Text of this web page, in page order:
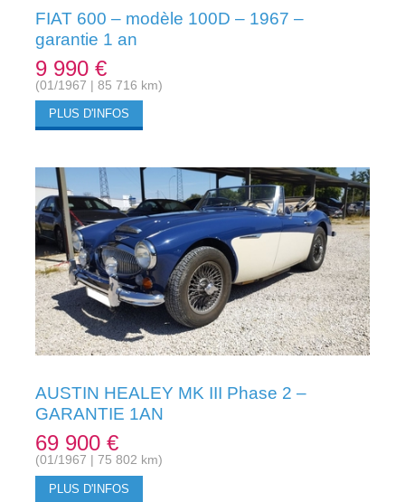
FIAT 600 – modèle 100D – 1967 –
garantie 1 an
9 990 €
(01/1967 | 85 716 km)
PLUS D'INFOS
AUSTIN HEALEY MK III Phase 2 –
GARANTIE 1AN
69 900 €
(01/1967 | 75 802 km)
PLUS D'INFOS